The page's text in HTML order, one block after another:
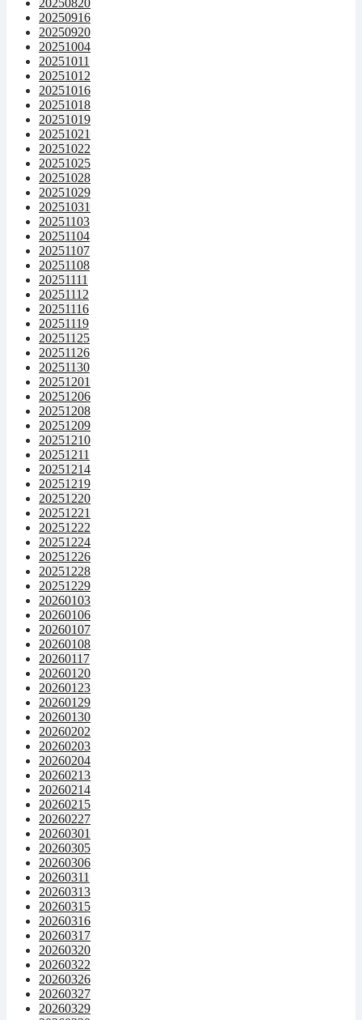
20250916
20250920
20251004
20251011
20251012
20251016
20251018
20251019
20251021
20251022
20251025
20251028
20251029
20251031
20251103
20251104
20251107
20251108
20251111
20251112
20251116
20251119
20251125
20251126
20251130
20251201
20251206
20251208
20251209
20251210
20251211
20251214
20251219
20251220
20251221
20251222
20251224
20251226
20251228
20251229
20260103
20260106
20260107
20260108
20260117
20260120
20260123
20260129
20260130
20260202
20260203
20260204
20260213
20260214
20260215
20260227
20260301
20260305
20260306
20260311
20260313
20260315
20260316
20260317
20260320
20260322
20260326
20260327
20260329